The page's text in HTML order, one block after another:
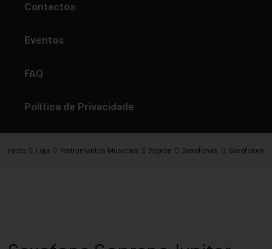
Contactos
Eventos
FAQ
Política de Privacidade
Início Loja Instrumentos Musicais Sopros Saxofones Saxofones